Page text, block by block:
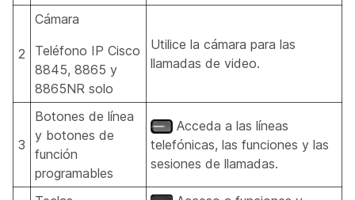
2
Cámara
Teléfono IP Cisco
8845, 8865 y
8865NR solo
Utilice la cámara para las
llamadas de video.
3
Botones de línea
y botones de
función
programables
Acceda a las líneas
telefónicas, las funciones y las
sesiones de llamadas.